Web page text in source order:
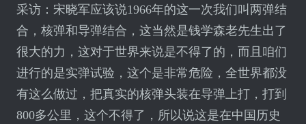
采访：宋晓军应该说1966年的这一次我们叫两弹结
合，核弹和导弹结合，这当然是钱学森老先生出了
很大的力，这对于世界来说是不得了的，而且咱们
进行的是实弹试验，这个是非常危险，全世界都没
有这么做过，把真实的核弹头装在导弹上打，打到
800多公里，这个不得了，所以说这是在中国历史